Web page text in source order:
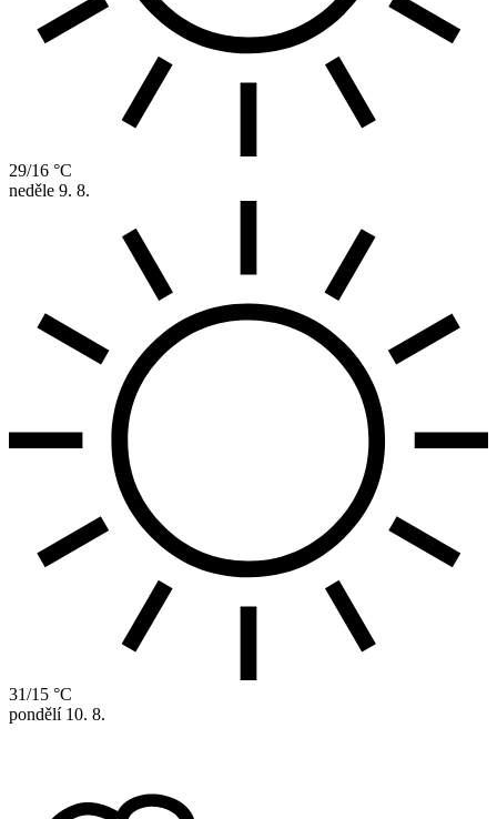
29/16 °C
neděle 9. 8.
31/15 °C
pondělí 10. 8.